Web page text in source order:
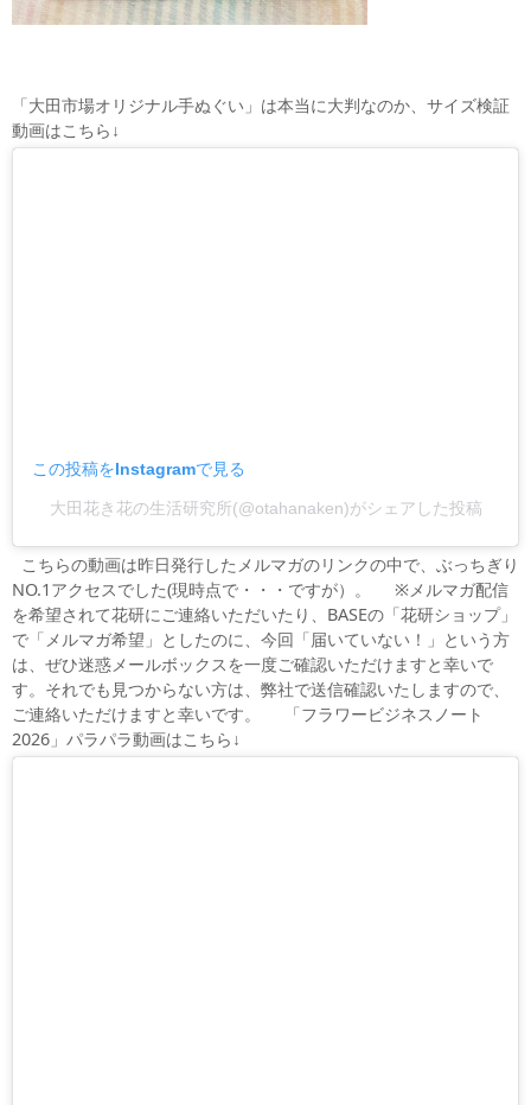
「大田市場オリジナル手ぬぐい」は本当に大判なのか、サイズ検証
動画はこちら↓
この投稿をInstagramで見る
大田花き花の生活研究所(@otahanaken)がシェアした投稿
こちらの動画は昨日発行したメルマガのリンクの中で、ぶっちぎり
NO.1アクセスでした(現時点で・・・ですが）。 ※メルマガ配信
を希望されて花研にご連絡いただいたり、BASEの「花研ショップ」
で「メルマガ希望」としたのに、今回「届いていない！」という方
は、ぜひ迷惑メールボックスを一度ご確認いただけますと幸いで
す。それでも見つからない方は、弊社で送信確認いたしますので、
ご連絡いただけますと幸いです。 「フラワービジネスノート
2026」パラパラ動画はこちら↓